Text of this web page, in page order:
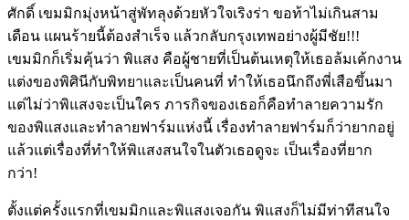
ศักดิ์ เขมมิกมุ่งหน้าสู่พัทลุงด้วยหัวใจเริงร่า ขอท้าไม่เกินสาม
เดือน แผนร้ายนี้ต้องสำเร็จ แล้วกลับกรุงเทพอย่างผู้มีชัย!!!
เขมมิกก็เริ่มคุ้นว่า พิแสง คือผู้ชายที่เป็นต้นเหตุให้เธอล้มเค้กงาน
แต่งของพิศินีกับพิทยาและเป็นคนที่ ทำให้เธอนึกถึงพี่เสือขึ้นมา
แต่ไม่ว่าพิแสงจะเป็นใคร ภารกิจของเธอก็คือทำลายความรัก
ของพิแสงและทำลายฟาร์มแห่งนี้ เรื่องทำลายฟาร์มก็ว่ายากอยู่
แล้วแต่เรื่องที่ทำให้พิแสงสนใจในตัวเธอดูจะ เป็นเรื่องที่ยาก
กว่า!
ตั้งแต่ครั้งแรกที่เขมมิกและพิแสงเจอกัน พิแสงก็ไม่มีท่าทีสนใจ